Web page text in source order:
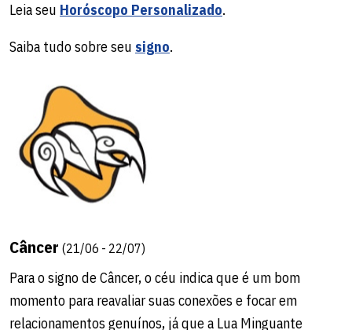
Leia seu Horóscopo Personalizado.
Saiba tudo sobre seu signo.
Câncer (21/06 - 22/07)
Para o signo de Câncer, o céu indica que é um bom
momento para reavaliar suas conexões e focar em
relacionamentos genuínos, já que a Lua Minguante